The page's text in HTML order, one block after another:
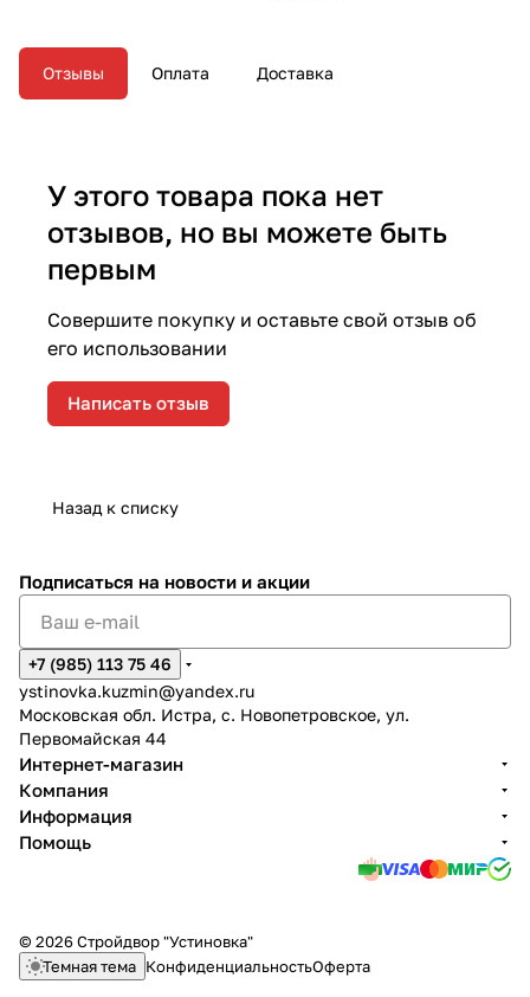
Отзывы Оплата Доставка
У этого товара пока нет
отзывов, но вы можете быть
первым
Совершите покупку и оставьте свой отзыв об
его использовании
Написать отзыв
Назад к списку
Подписаться на новости и акции
+7 (985) 113 75 46
ystinovka.kuzmin@yandex.ru
Московская обл. Истра, с. Новопетровское, ул.
Первомайская 44
Интернет-магазин
Компания
Информация
Помощь
© 2026 Стройдвор "Устиновка"
Темная тема КонфиденциальностьОферта